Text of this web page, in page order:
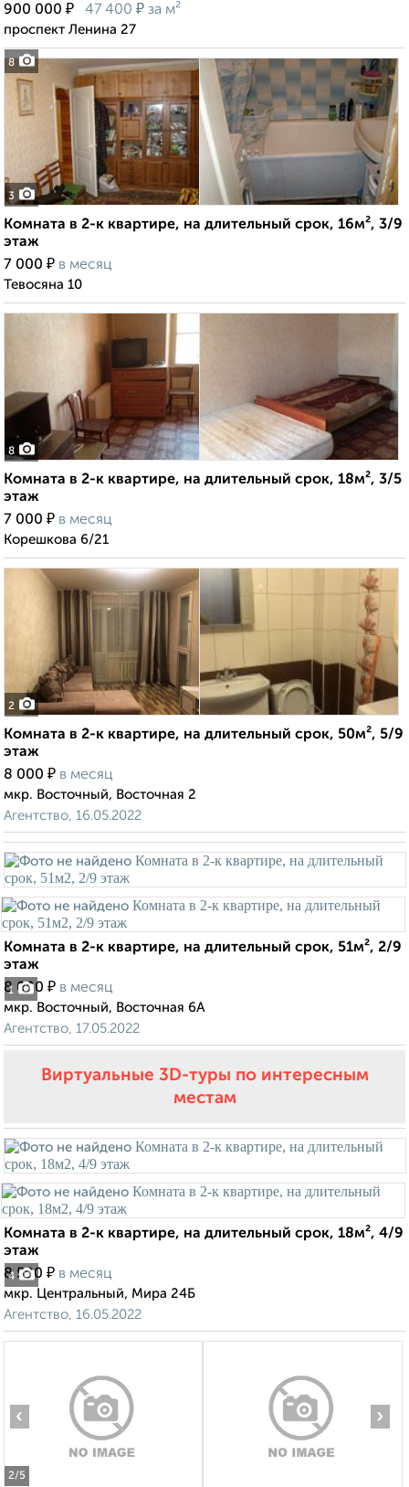
8
900 000 ₽ 47 400 ₽ за м²
проспект Ленина 27
3
Комната в 2-к квартире, на длительный срок, 16м², 3/9
этаж
7 000 ₽ в месяц
Тевосяна 10
8
Комната в 2-к квартире, на длительный срок, 18м², 3/5
этаж
7 000 ₽ в месяц
Корешкова 6/21
2
Комната в 2-к квартире, на длительный срок, 50м², 5/9
этаж
8 000 ₽ в месяц
мкр. Восточный, Восточная 2
Агентство, 16.05.2022
1
Комната в 2-к квартире, на длительный срок, 51м², 2/9
этаж
8 000 ₽ в месяц
мкр. Восточный, Восточная 6А
Агентство, 17.05.2022
Виртуальные 3D-туры по интересным
местам
4
Комната в 2-к квартире, на длительный срок, 18м², 4/9
этаж
8 500 ₽ в месяц
мкр. Центральный, Мира 24Б
Агентство, 16.05.2022
2/5
‹ ›